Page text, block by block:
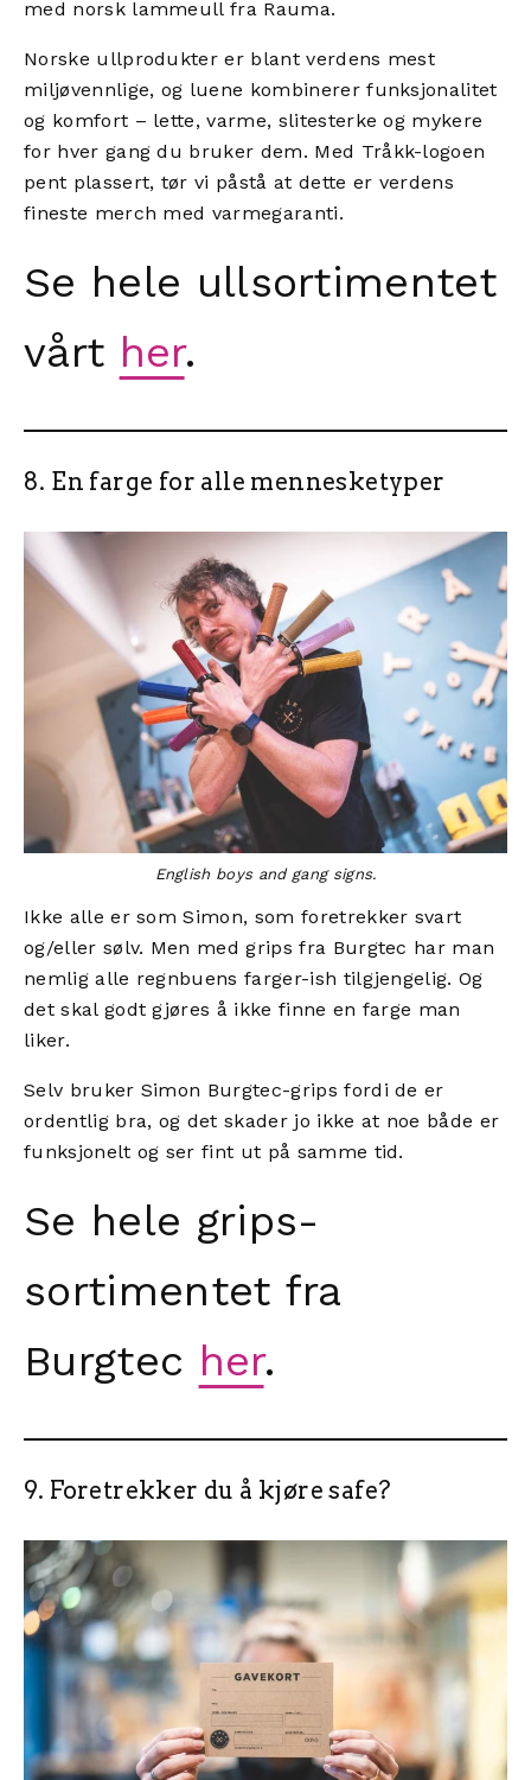
med norsk lammeull fra Rauma.
Norske ullprodukter er blant verdens mest
miljøvennlige, og luene kombinerer funksjonalitet
og komfort – lette, varme, slitesterke og mykere
for hver gang du bruker dem. Med Tråkk-logoen
pent plassert, tør vi påstå at dette er verdens
fineste merch med varmegaranti.
Se hele ullsortimentet
vårt her.
8. En farge for alle mennesketyper
English boys and gang signs.
Ikke alle er som Simon, som foretrekker svart
og/eller sølv. Men med grips fra Burgtec har man
nemlig alle regnbuens farger-ish tilgjengelig. Og
det skal godt gjøres å ikke finne en farge man
liker.
Selv bruker Simon Burgtec-grips fordi de er
ordentlig bra, og det skader jo ikke at noe både er
funksjonelt og ser fint ut på samme tid.
Se hele grips-
sortimentet fra
Burgtec her.
9. Foretrekker du å kjøre safe?